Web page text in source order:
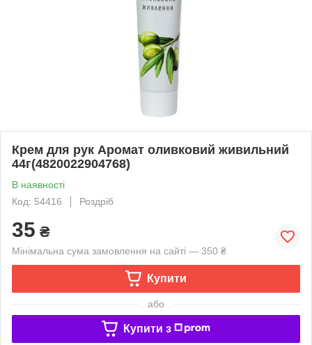
Крем для рук Аромат оливковий живильний
44г(4820022904768)
В наявності
Код: 54416
Роздріб
35 ₴
Мінімальна сума замовлення на сайті — 350 ₴
Купити
або
Купити з